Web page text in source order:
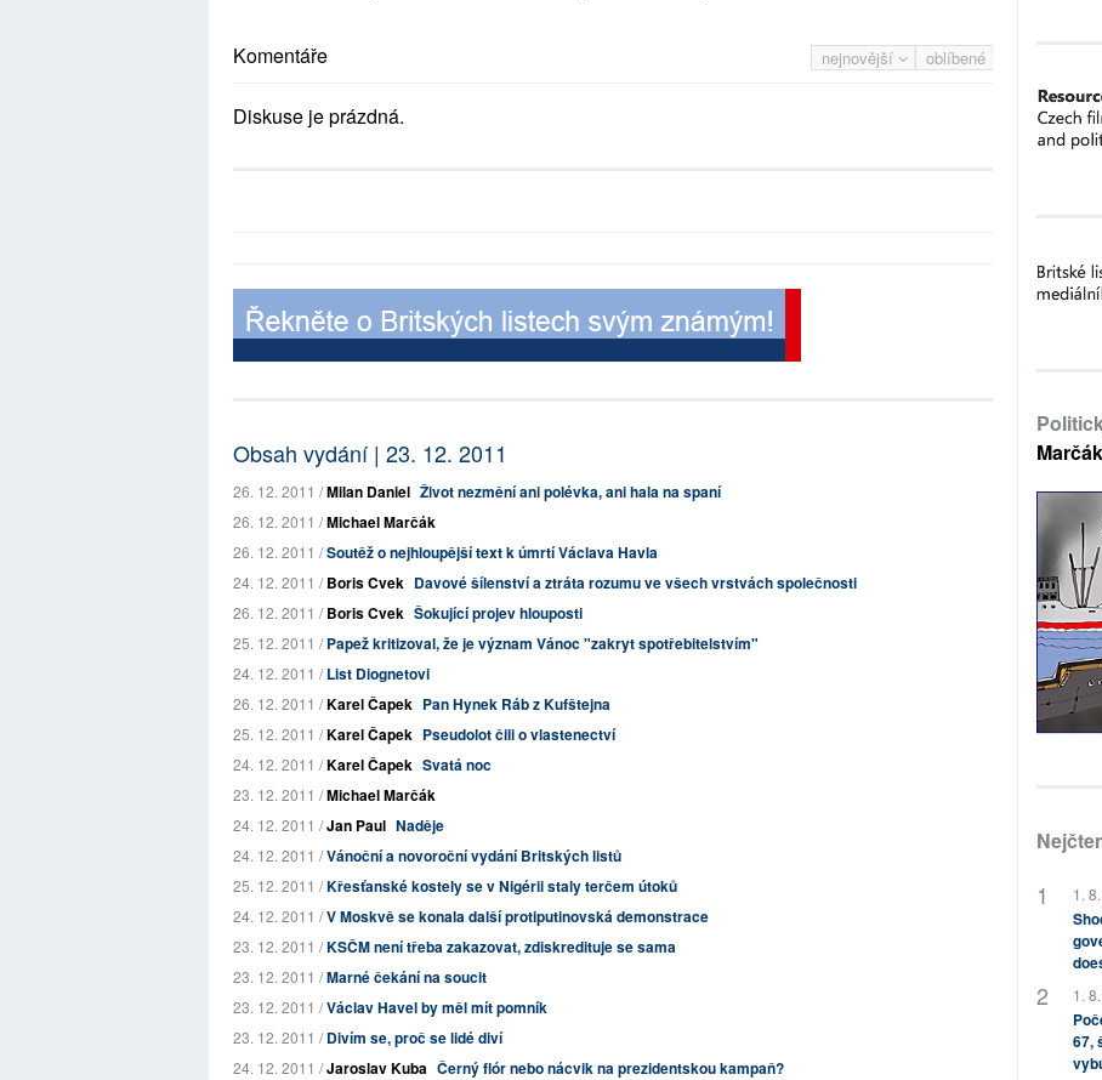
nejnovější oblíbené
Komentáře
Diskuse je prázdná.
Obsah vydání | 23. 12. 2011
26. 12. 2011 /Milan Daniel Život nezmění ani polévka, ani hala na spaní
26. 12. 2011 /Michael Marčák
26. 12. 2011 /Soutěž o nejhloupější text k úmrtí Václava Havla
24. 12. 2011 /Boris Cvek Davové šílenství a ztráta rozumu ve všech vrstvách společnosti
26. 12. 2011 /Boris Cvek Šokující projev hlouposti
25. 12. 2011 /Papež kritizoval, že je význam Vánoc "zakryt spotřebitelstvím"
24. 12. 2011 /List Diognetovi
26. 12. 2011 /Karel Čapek Pan Hynek Ráb z Kufštejna
25. 12. 2011 /Karel Čapek Pseudolot čili o vlastenectví
24. 12. 2011 /Karel Čapek Svatá noc
23. 12. 2011 /Michael Marčák
24. 12. 2011 /Jan Paul Naděje
24. 12. 2011 /Vánoční a novoroční vydání Britských listů
25. 12. 2011 /Křesťanské kostely se v Nigérii staly terčem útoků
24. 12. 2011 /V Moskvě se konala další protiputinovská demonstrace
23. 12. 2011 /KSČM není třeba zakazovat, zdiskredituje se sama
23. 12. 2011 /Marné čekání na soucit
23. 12. 2011 /Václav Havel by měl mít pomník
23. 12. 2011 /Divím se, proč se lidé diví
24. 12. 2011 /Jaroslav Kuba Černý flór nebo nácvik na prezidentskou kampaň?
1.
1.
67,